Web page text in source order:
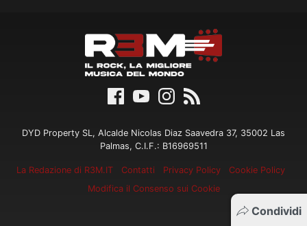
Condividi
DYD Property SL, Alcalde Nicolas Diaz Saavedra 37, 35002 Las
Palmas, C.I.F.: B16969511
La Redazione di R3M.IT Contatti Privacy Policy
Cookie Policy
Modifica il Consenso sui Cookie